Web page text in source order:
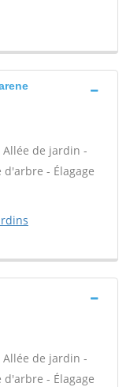
Allée de jardin -
- Élagage
Allée de jardin -
- Élagage